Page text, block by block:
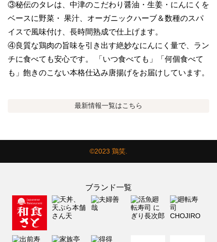
③秘伝のタレは、中津のこだわり醤油・生姜・にんにくを
ベースに野菜・ 果汁、オーガニックハーブ＆数種のスパ
イスで風味付け、長時間熟成で仕上げます。
④良質な鶏肉の旨味を引き出す絶妙なにんにく量で、ラン
チに食べても安心です。 「いつ食べても」「何個食べて
も」飽きのこない本格仕込み唐揚げをお届けしています。
最新情報一覧はこちら
©2023 鶏笑.
ブランド一覧